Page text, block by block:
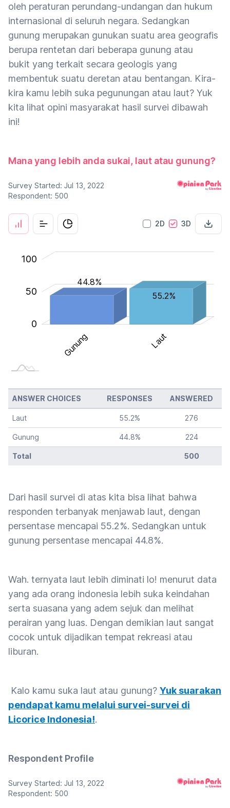
oleh peraturan perundang-undangan dan hukum
internasional di seluruh negara. Sedangkan
gunung merupakan gunukan suatu area geografis
berupa rentetan dari beberapa gunung atau
bukit yang terkait secara geologis yang
membentuk suatu deretan atau bentangan. Kira-
kira kamu lebih suka pegunungan atau laut? Yuk
kita lihat opini masyarakat hasil survei dibawah
ini!
Mana yang lebih anda sukai, laut atau gunung?
Survey Started: Jul 13, 2022
Respondent: 500
2D 3D
55.2%
44.8%
100
0
100
50
Laut
Gunung
ANSWER CHOICES RESPONSES ANSWERED
Laut 55.2% 276
Gunung 44.8% 224
Total 500
Dari hasil survei di atas kita bisa lihat bahwa
responden terbanyak menjawab laut, dengan
persentase mencapai 55.2%. Sedangkan untuk
gunung persentase mencapai 44.8%.
Wah. ternyata laut lebih diminati lo! menurut data
yang ada orang indonesia lebih suka keindahan
serta suasana yang adem sejuk dan melihat
perairan yang luas. Dengan demikian laut sangat
cocok untuk dijadikan tempat rekreasi atau
liburan.
Kalo kamu suka laut atau gunung? Yuk suarakan
pendapat kamu melalui survei-survei di
Licorice Indonesia!.
Respondent Profile
Survey Started: Jul 13, 2022
Respondent: 500